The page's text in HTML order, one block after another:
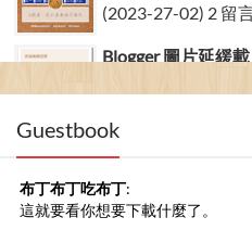
(2023-27-02) 2 留
Blogger 圖片延緩
Guestbook
布丁布丁吃布丁:
這就要看你想要下載什麼了。